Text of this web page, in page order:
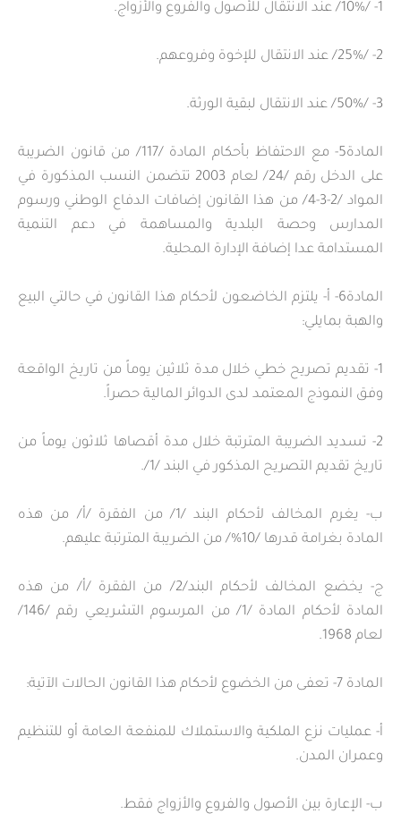
1- /10%/ عند الانتقال للأصول والفروع والأزواج.
2- /25%/ عند الانتقال للإخوة وفروعهم.
3- /50%/ عند الانتقال لبقية الورثة.
المادة5- مع الاحتفاظ بأحكام المادة /117/ من قانون الضريبة
على الدخل رقم /24/ لعام 2003 تتضمن النسب المذكورة في
المواد /2-3-4/ من هذا القانون إضافات الدفاع الوطني ورسوم
المدارس وحصة البلدية والمساهمة في دعم التنمية
المستدامة عدا إضافة الإدارة المحلية.
المادة6- أ- يلتزم الخاضعون لأحكام هذا القانون في حالتي البيع
والهبة بمايلي:
1- تقديم تصريح خطي خلال مدة ثلاثين يوماً من تاريخ الواقعة
وفق النموذج المعتمد لدى الدوائر المالية حصراً.
2- تسديد الضريبة المترتبة خلال مدة أقصاها ثلاثون يوماً من
تاريخ تقديم التصريح المذكور في البند /1/.
ب- يغرم المخالف لأحكام البند /1/ من الفقرة /أ/ من هذه
المادة بغرامة قدرها /10%/ من الضريبة المترتبة عليهم.
ج- يخضع المخالف لأحكام البند/2/ من الفقرة /أ/ من هذه
المادة لأحكام المادة /1/ من المرسوم التشريعي رقم /146/
لعام 1968.
المادة 7- تعفى من الخضوع لأحكام هذا القانون الحالات الآتية:
أ- عمليات نزع الملكية والاستملاك للمنفعة العامة أو للتنظيم
وعمران المدن.
ب- الإعارة بين الأصول والفروع والأزواج فقط.